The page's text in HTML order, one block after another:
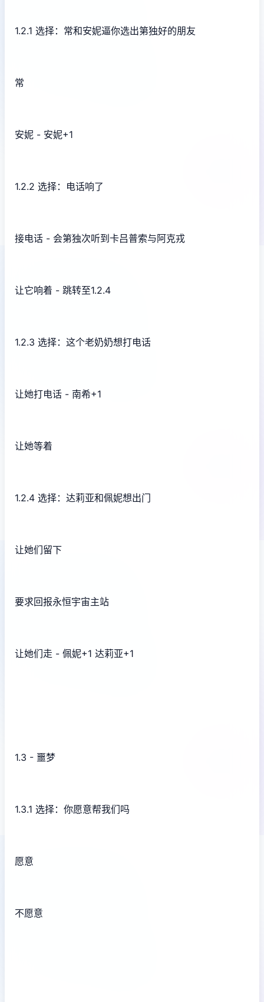
1.2.1 选择：常和安妮逼你选出第独好的朋友
常
安妮 - 安妮+1
1.2.2 选择：电话响了
接电话 - 会第独次听到卡吕普索与阿克戎
让它响着 - 跳转至1.2.4
1.2.3 选择：这个老奶奶想打电话
让她打电话 - 南希+1
让她等着
1.2.4 选择：达莉亚和佩妮想出门
让她们留下
要求回报永恒宇宙主站
让她们走 - 佩妮+1 达莉亚+1
1.3 - 噩梦
1.3.1 选择：你愿意帮我们吗
愿意
不愿意